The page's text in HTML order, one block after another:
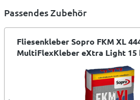
Passendes Zubehör
Fliesenkleber Sopro FKM XL
MultiFlexKleber eXtra Light 15